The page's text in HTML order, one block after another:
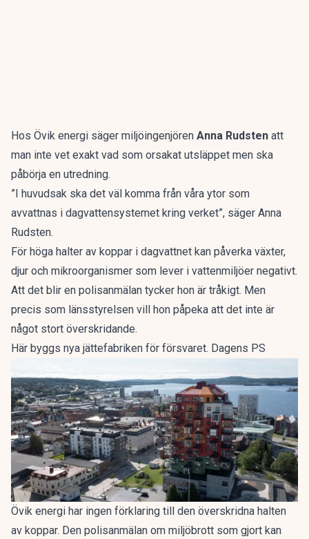
Hos Övik energi säger miljöingenjören Anna Rudsten att
man inte vet exakt vad som orsakat utsläppet men ska
påbörja en utredning.
”I huvudsak ska det väl komma från våra ytor som
avvattnas i dagvattensystemet kring verket”, säger Anna
Rudsten.
För höga halter av koppar i dagvattnet kan påverka växter,
djur och mikroorganismer som lever i vattenmiljöer negativt.
Att det blir en polisanmälan tycker hon är tråkigt. Men
precis som länsstyrelsen vill hon påpeka att det inte är
något stort överskridande.
Här byggs nya jättefabriken för försvaret. Dagens PS
Övik energi har ingen förklaring till den överskridna halten
av koppar. Den polisanmälan om miljöbrott som gjort kan